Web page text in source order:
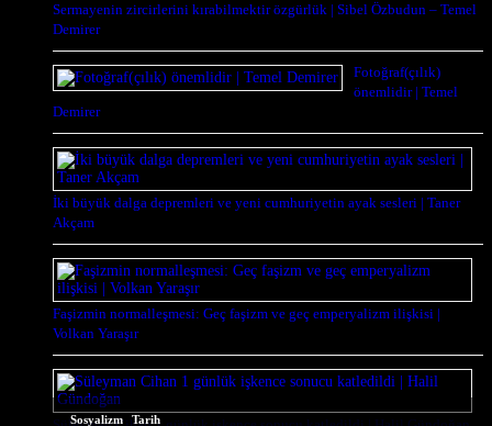
Sermayenin zircirlerini kırabilmektir özgürlük | Sibel Özbudun – Temel
Demirer
Fotoğraf(çılık)
önemlidir | Temel
Demirer
İki büyük dalga depremleri ve yeni cumhuriyetin ayak sesleri | Taner
Akçam
Faşizmin normalleşmesi: Geç faşizm ve geç emperyalizm ilişkisi |
Volkan Yaraşır
Sosyalizm ,Tarih